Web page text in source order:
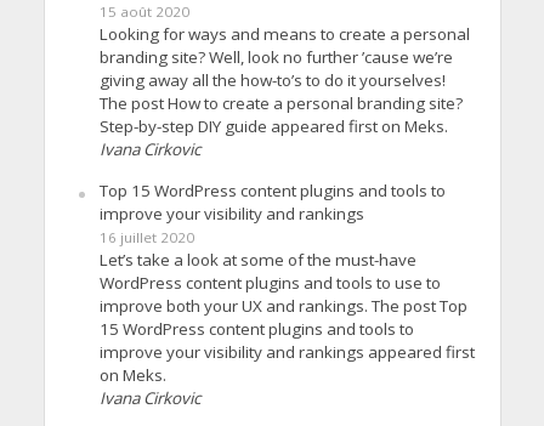
15 août 2020
Looking for ways and means to create a personal
branding site? Well, look no further ’cause we’re
giving away all the how-to’s to do it yourselves!
The post How to create a personal branding site?
Step-by-step DIY guide appeared first on Meks.
Ivana Cirkovic
Top 15 WordPress content plugins and tools to
improve your visibility and rankings
16 juillet 2020
Let’s take a look at some of the must-have
WordPress content plugins and tools to use to
improve both your UX and rankings. The post Top
15 WordPress content plugins and tools to
improve your visibility and rankings appeared first
on Meks.
Ivana Cirkovic